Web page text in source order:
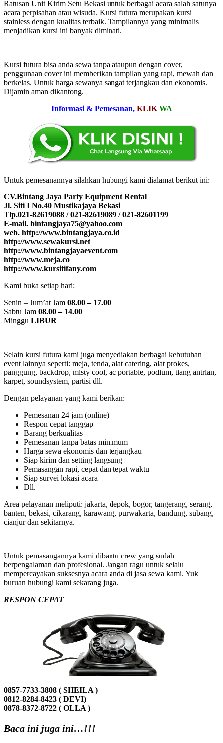
Ratusan Unit Kirim Setu Bekasi untuk berbagai acara salah satunya
acara perpisahan atau wisuda. Kursi futura merupakan kursi
stainless dengan kualitas terbaik. Tampilannya yang minimalis
menjadikan kursi ini banyak diminati.
Kursi futura bisa anda sewa tanpa ataupun dengan cover,
penggunaan cover ini memberikan tampilan yang rapi, mewah dan
berkelas. Untuk harga sewanya sangat terjangkau dan ekonomis.
Dijamin aman dikantong.
Informasi & Pemesanan, KLIK WA
Untuk pemesanannya silahkan hubungi kami dialamat berikut ini:
CV.Bintang Jaya Party Equipment Rental
Jl. Siti I No.40 Mustikajaya Bekasi
Tlp.021-82619088 / 021-82619089 / 021-82601199
E-mail. bintangjaya75@yahoo.com
web. http://www.bintangjaya.co.id
http://www.sewakursi.net
http://www.bintangjayaevent.com
http://www.meja.co
http://www.kursitifany.com
Kami buka setiap hari:
Senin – Jum’at Jam 08.00 – 17.00
Sabtu Jam 08.00 – 14.00
Minggu LIBUR
Selain kursi futura kami juga menyediakan berbagai kebutuhan
event lainnya seperti: meja, tenda, alat catering, alat prokes,
panggung, backdrop, misty cool, ac portable, podium, tiang antrian,
karpet, soundsystem, partisi dll.
Dengan pelayanan yang kami berikan:
Pemesanan 24 jam (online)
Respon cepat tanggap
Barang berkualitas
Pemesanan tanpa batas minimum
Harga sewa ekonomis dan terjangkau
Siap kirim dan setting langsung
Pemasangan rapi, cepat dan tepat waktu
Siap survei lokasi acara
Dll.
Area pelayanan meliputi: jakarta, depok, bogor, tangerang, serang,
banten, bekasi, cikarang, karawang, purwakarta, bandung, subang,
cianjur dan sekitarnya.
Untuk pemasangannya kami dibantu crew yang sudah
berpengalaman dan profesional. Jangan ragu untuk selalu
mempercayakan suksesnya acara anda di jasa sewa kami. Yuk
buruan hubungi kami sekarang juga.
RESPON CEPAT
0857-7733-3808 ( SHEILA )
0812-8284-8423 ( DEVI)
0878-8372-8722 ( OLLA )
Baca ini juga ini…!!!